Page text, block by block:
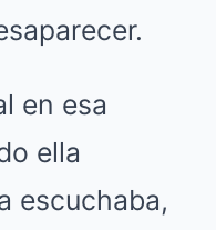
en esa
ella
escuchaba,